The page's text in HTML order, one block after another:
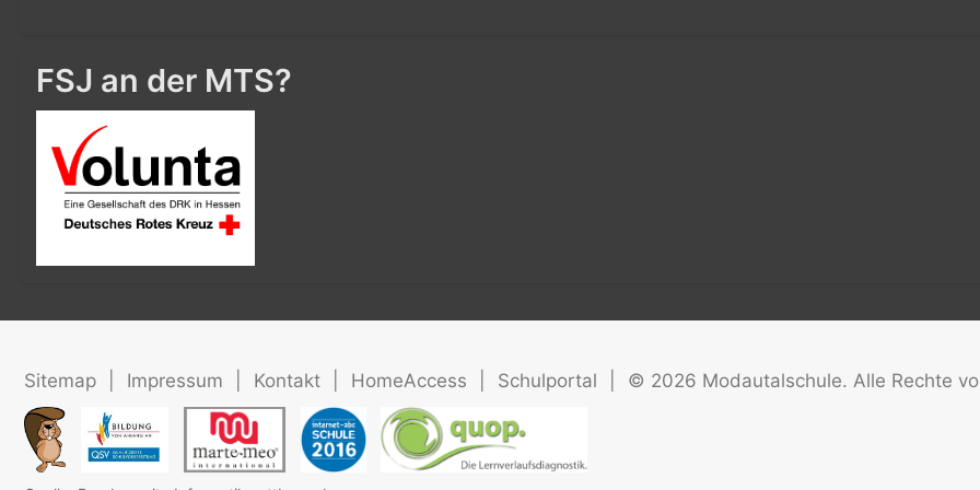
FSJ an der MTS?
Sitemap Impressum Kontakt HomeAccess Schulportal © 2026 Modautalschule. Alle Rechte